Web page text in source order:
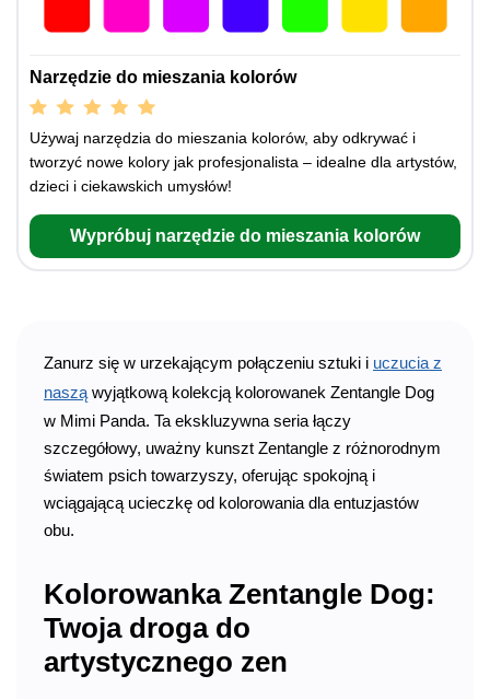
Narzędzie do mieszania kolorów
Używaj narzędzia do mieszania kolorów, aby odkrywać i
tworzyć nowe kolory jak profesjonalista – idealne dla artystów,
dzieci i ciekawskich umysłów!
Wypróbuj narzędzie do mieszania kolorów
Zanurz się w urzekającym połączeniu sztuki i uczucia z
naszą wyjątkową kolekcją kolorowanek Zentangle Dog
w Mimi Panda. Ta ekskluzywna seria łączy
szczegółowy, uważny kunszt Zentangle z różnorodnym
światem psich towarzyszy, oferując spokojną i
wciągającą ucieczkę od kolorowania dla entuzjastów
obu.
Kolorowanka Zentangle Dog:
Twoja droga do
artystycznego zen